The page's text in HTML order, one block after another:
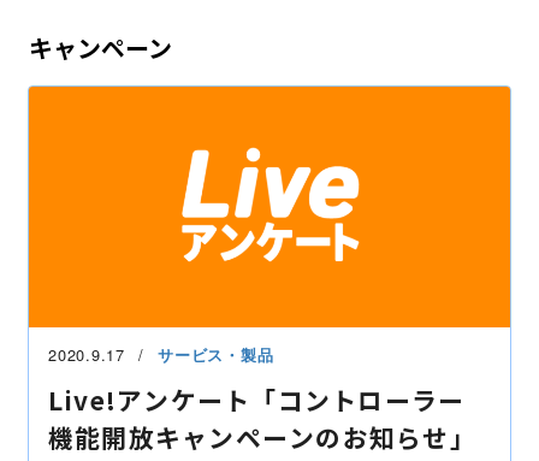
キャンペーン
2020.9.17 サービス・製品
Live!アンケート「コントローラー
機能開放キャンペーンのお知らせ」